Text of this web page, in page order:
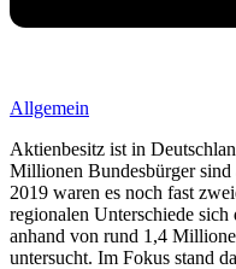
Allgemein
Aktienbesitz ist in
Millionen Bundesbürger sind
2019 waren es noch fast
regionalen Unterschiede
anhand von rund 1,4
untersucht. Im Fokus stand